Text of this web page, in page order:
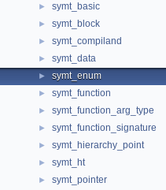
► symt_basic
► symt_block
► symt_compiland
► symt_data
► symt_enum
► symt_function
► symt_function_arg_type
► symt_function_signature
► symt_hierarchy_point
► symt_ht
► symt_pointer